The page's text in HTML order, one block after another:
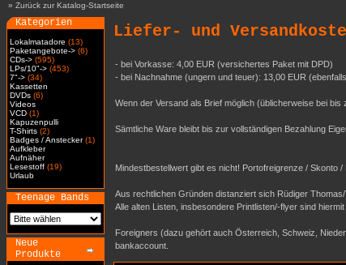
» Zurück zur Katalog-Startseite
Kategorien
Lokalmatadore (13)
Paketangebote-> (6)
CDs-> (595)
LPs/10"-> (453)
7"-> (34)
Kassetten
DVDs (6)
Videos
VCD (1)
Kapuzenpulli
T-Shirts (2)
Badges / Anstecker(1)
Aufkleber
Aufnäher
Lesestoff (19)
Urlaub
Teenage Bands
Neue
Produkte
Liefer- und
- bei Vorkasse: 4,00 EUR (versichertes Paket mit DPD)
- bei Nachnahme (ungern und teuer): 13,00 EUR
Wenn der Versand als Brief möglich (üblicherweise bei
Sämtliche Ware bleibt bis zur vollständigen Bezahlung
Mindestbestellwert gibt es nicht! Portofreigrenze / Skonto
Aus rechtlichen Gründen distanziert sich Rüdiger
Alle alten Listen, insbesondere Printlisten/-flyer sind hiermit
Foreigners (dazu gehört auch Österreich, Schweiz,
bankaccount.